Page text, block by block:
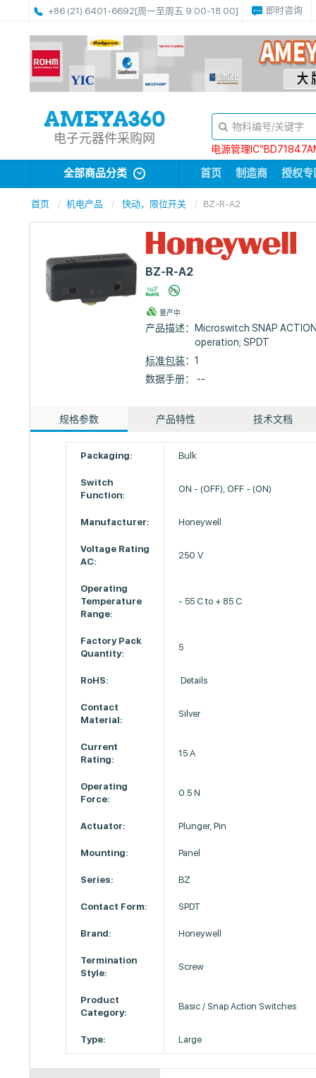
+86 (21) 6401-6692[周一至周五 9:00-18:00] 即时咨询
电子元器件采购网
电源管理
全部商品分类 首页 制造商 授权专
首页 机电产品 快动，限位开关 BZ-R-A2
BZ-R-A2
量产中
产品描述：
Microswitch SNAP
operation; SPDT
标准包装：1
数据手册： --
规格参数 产品特性 技术文档
Packaging: Bulk
Switch
Function:
ON - (OFF), OFF - (ON)
Manufacturer: Honeywell
Voltage Rating
AC:
250 V
Operating
Temperature
Range:
- 55 C to + 85 C
Factory Pack
Quantity:
5
RoHS: Details
Contact
Material:
Silver
Current
Rating:
15 A
Operating
Force:
0.5 N
Actuator: Plunger, Pin
Mounting: Panel
Series: BZ
Contact Form: SPDT
Brand: Honeywell
Termination
Style:
Screw
Product
Category:
Basic / Snap Action Switches
Type: Large